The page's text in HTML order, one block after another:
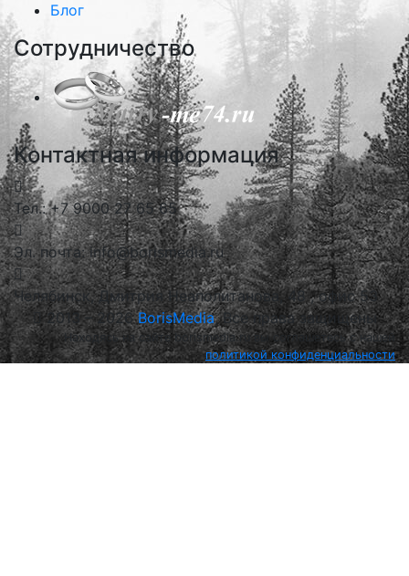
Блог
Сотрудничество
Контактная информация
Тел.: +7 9000 27 65 65
Эл. почта: info@borismedia.ru
Челябинск, Дмитрия Неаполитанова, 48 , офис 53
2013 – 2026 BorisMedia, Все права защищены
Находясь на сайте borismedia.ru вы соглашетесь с нашей
политикой конфиденциальности